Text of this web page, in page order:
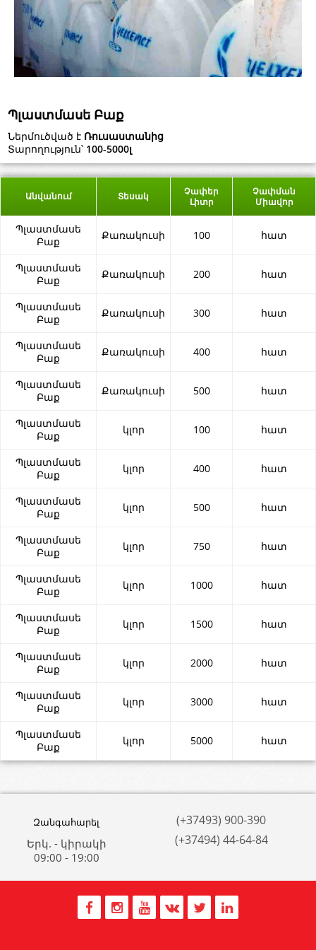
Պլաստմասե Բաք
Ներմուծված է Ռուսաստանից
Տարողություն՝ 100-5000լ
Անվանում Տեսակ
Չափեր
Լիտր
Չափման
Միավոր
Պլաստմասե
Բաք
Քառակուսի 100 հատ
Պլաստմասե
Բաք
Քառակուսի 200 հատ
Պլաստմասե
Բաք
Քառակուսի 300 հատ
Պլաստմասե
Բաք
Քառակուսի 400 հատ
Պլաստմասե
Բաք
Քառակուսի 500 հատ
Պլաստմասե
Բաք
կլոր 100 հատ
Պլաստմասե
Բաք
կլոր 400 հատ
Պլաստմասե
Բաք
կլոր 500 հատ
Պլաստմասե
Բաք
կլոր 750 հատ
Պլաստմասե
Բաք
կլոր 1000 հատ
Պլաստմասե
Բաք
կլոր 1500 հատ
Պլաստմասե
Բաք
կլոր 2000 հատ
Պլաստմասե
Բաք
կլոր 3000 հատ
Պլաստմասե
Բաք
կլոր 5000 հատ
Զանգահարել
Երկ. - կիրակի
09:00 - 19:00
(+37493) 900-390
(+37494) 44-64-84